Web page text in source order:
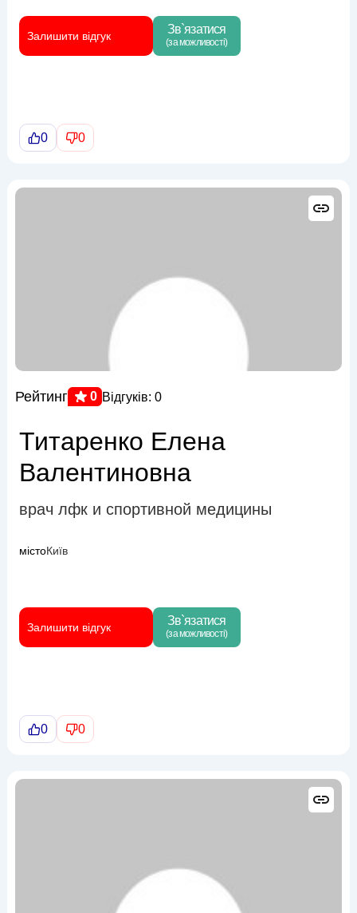
Залишити відгук Зв`язатися
(за можливості)
0 0
Рейтинг 0 Відгуків: 0
Титаренко Елена
Валентиновна
врач лфк и спортивной медицины
містоКиїв
Залишити відгук Зв`язатися
(за можливості)
0 0